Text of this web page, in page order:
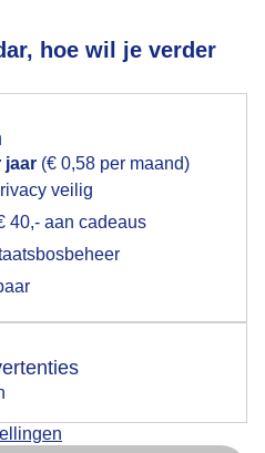
hoe wil je verder
jaar (€ 0,58 per maand)
veilig
40,- aan cadeaus
gebruiken voor het
op hebt gegeven,
up uit je browser waarin
de popup
later